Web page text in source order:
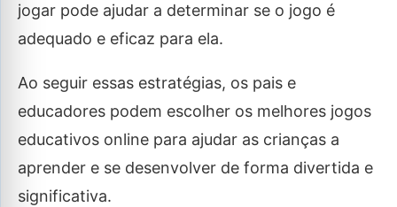
jogar pode ajudar a determinar se o jogo é
adequado e eficaz para ela.
Ao seguir essas estratégias, os pais e
educadores podem escolher os melhores jogos
educativos online para ajudar as crianças a
aprender e se desenvolver de forma divertida e
significativa.